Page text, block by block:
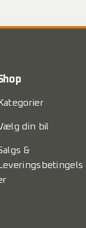
Kategorier
din bil
&
Leveringsbetingels